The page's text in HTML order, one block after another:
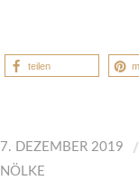
teilen
7. DEZEMBER 2019 /
NÖLKE